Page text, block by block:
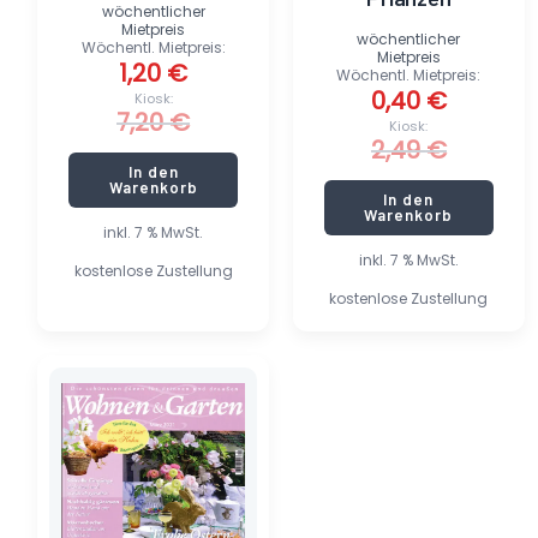
inkl. 7 % MwSt.
kostenlose Zustellung
Kiosk:
7,20€
Wöchentl. Mietpreis:
1,20 €
wöchentlicher
Mietpreis
In den
Warenkorb
inkl. 7 % MwSt.
kostenlose Zustellung
Kiosk:
2,49€
Wöchentl. Mietpreis:
0,40 €
wöchentlicher
Mietpreis
In den
Warenkorb
Preis
war:
5,80 €
Preis
ist:
0,95 €.